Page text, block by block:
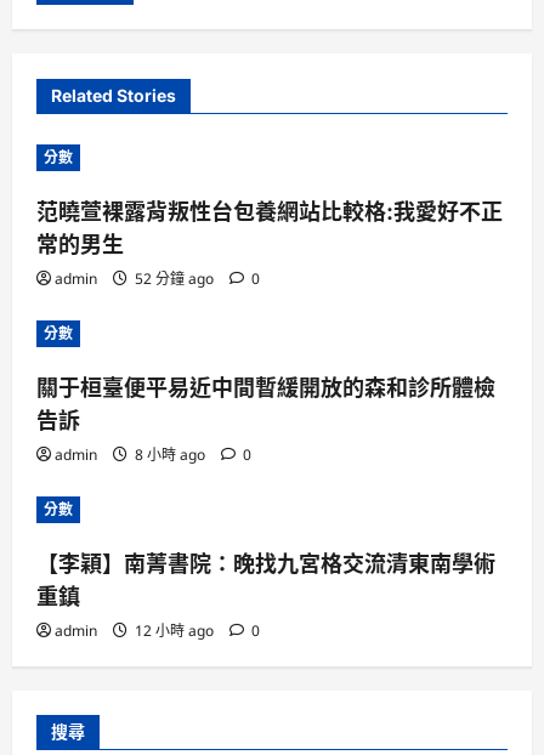
Related Stories
分數
范曉萱裸露背叛性台包養網站比較格:我愛好不正
常的男生
admin 52 分鐘 ago 0
分數
關于桓臺便平易近中間暫緩開放的森和診所體檢
告訴
admin 8 小時 ago 0
分數
【李穎】南菁書院：晚找九宮格交流清東南學術
重鎮
admin 12 小時 ago 0
搜尋